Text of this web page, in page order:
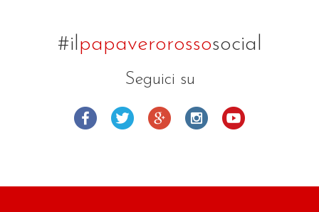
#ilpapaverorossosocial
Seguici su